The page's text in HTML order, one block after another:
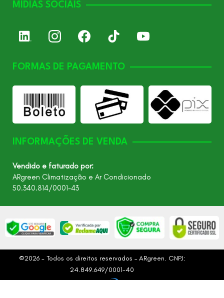
MÍDIAS SOCIAIS
FORMAS DE PAGAMENTO
INFORMAÇÕES DE VENDA
Vendido e faturado por:
ARgreen Climatização e Ar Condicionado
50.340.814/0001-43
©2026 - Todos os direitos reservados – ARgreen. CNPJ:
24.849.649/0001-40